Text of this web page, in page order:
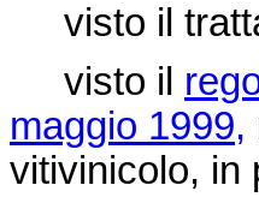
visto il
visto il
maggio 1999,
vitivinicolo, in